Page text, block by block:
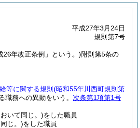
平成27年3月24日
規則第7号
26年改正条例」という。)附則第5条の
等に関する規則 (昭和55年川西町規則第
務への異動をいう。 次条第1項第1号
いて同じ。)をした職員
じ。)をした職員